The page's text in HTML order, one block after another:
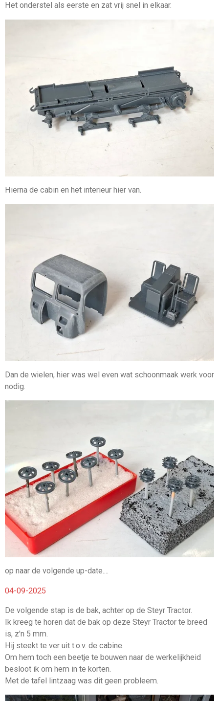
Het onderstel als eerste en zat vrij snel in elkaar.
Hierna de cabin en het interieur hier van.
Dan de wielen, hier was wel even wat schoonmaak werk voor
nodig.
op naar de volgende up-date....
04-09-2025
De volgende stap is de bak, achter op de Steyr Tractor.
Ik kreeg te horen dat de bak op deze Steyr Tractor te breed
is, z'n 5 mm.
Hij steekt te ver uit t.o.v. de cabine.
Om hem toch een beetje te bouwen naar de werkelijkheid
besloot ik om hem in te korten.
Met de tafel lintzaag was dit geen probleem.